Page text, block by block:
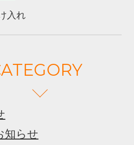
入れ
知らせ